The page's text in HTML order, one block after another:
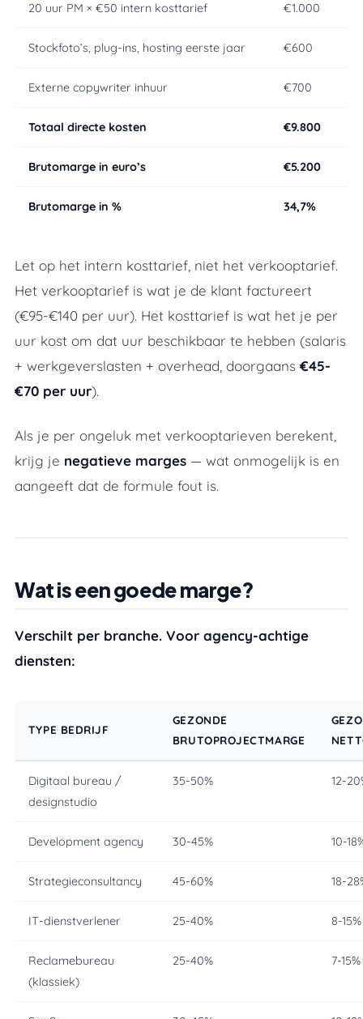
20 uur PM × €50 intern kosttarief €1.000
Stockfoto’s, plug-ins, hosting eerste jaar €600
Externe copywriter inhuur €700
Totaal directe kosten €9.800
Brutomarge in euro’s €5.200
Brutomarge in % 34,7%
Let op het intern kosttarief, niet het verkooptarief.
Het verkooptarief is wat je de klant factureert
(€95-€140 per uur). Het kosttarief is wat het je per
uur kost om dat uur beschikbaar te hebben (salaris
+ werkgeverslasten + overhead, doorgaans €45-
€70 per uur).
Als je per ongeluk met verkooptarieven berekent,
krijg je negatieve marges— wat onmogelijk is en
aangeeft dat de formule fout is.
Wat is een goede marge?
Verschilt per branche. Voor agency-achtige
diensten:
TYPE BEDRIJF
GEZONDE
BRUTOPROJECTMARGE
Digitaal bureau /
designstudio
35-50% 12-
Development agency 30-45% 10-
Strategieconsultancy 45-60% 18-
IT-dienstverlener 25-40% 8-15%
Reclamebureau
(klassiek)
25-40% 7-15%